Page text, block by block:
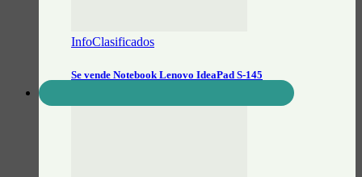
InfoClasificados
Se vende Notebook Lenovo IdeaPad S-145